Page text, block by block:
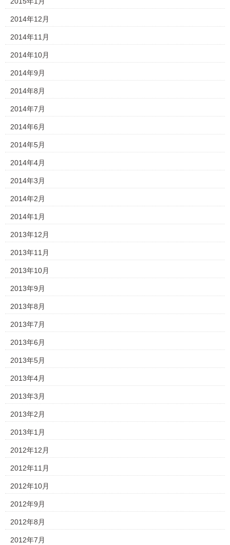
2014年12月
2014年11月
2014年10月
2014年9月
2014年8月
2014年7月
2014年6月
2014年5月
2014年4月
2014年3月
2014年2月
2014年1月
2013年12月
2013年11月
2013年10月
2013年9月
2013年8月
2013年7月
2013年6月
2013年5月
2013年4月
2013年3月
2013年2月
2013年1月
2012年12月
2012年11月
2012年10月
2012年9月
2012年8月
2012年7月